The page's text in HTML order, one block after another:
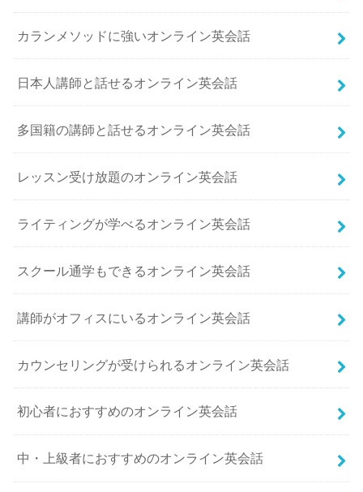
カランメソッドに強いオンライン英会話
日本人講師と話せるオンライン英会話
多国籍の講師と話せるオンライン英会話
レッスン受け放題のオンライン英会話
ライティングが学べるオンライン英会話
スクール通学もできるオンライン英会話
講師がオフィスにいるオンライン英会話
カウンセリングが受けられるオンライン英会話
初心者におすすめのオンライン英会話
中・上級者におすすめのオンライン英会話